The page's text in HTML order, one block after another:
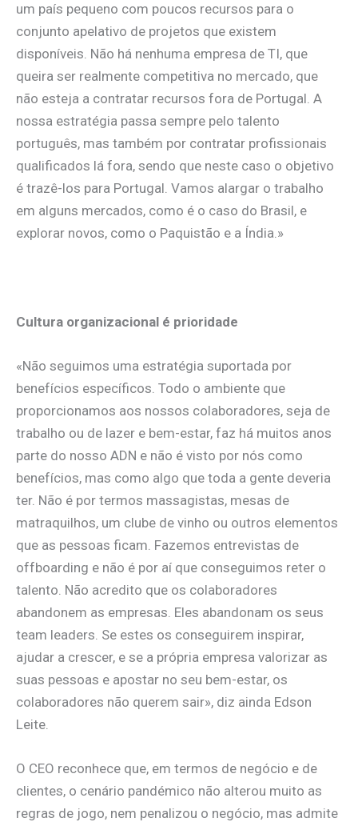
um país pequeno com poucos recursos para o
conjunto apelativo de projetos que existem
disponíveis. Não há nenhuma empresa de TI, que
queira ser realmente competitiva no mercado, que
não esteja a contratar recursos fora de Portugal. A
nossa estratégia passa sempre pelo talento
português, mas também por contratar profissionais
qualificados lá fora, sendo que neste caso o objetivo
é trazê-los para Portugal. Vamos alargar o trabalho
em alguns mercados, como é o caso do Brasil, e
explorar novos, como o Paquistão e a Índia.»
Cultura organizacional é prioridade
«Não seguimos uma estratégia suportada por
benefícios específicos. Todo o ambiente que
proporcionamos aos nossos colaboradores, seja de
trabalho ou de lazer e bem-estar, faz há muitos anos
parte do nosso ADN e não é visto por nós como
benefícios, mas como algo que toda a gente deveria
ter. Não é por termos massagistas, mesas de
matraquilhos, um clube de vinho ou outros elementos
que as pessoas ficam. Fazemos entrevistas de
offboarding e não é por aí que conseguimos reter o
talento. Não acredito que os colaboradores
abandonem as empresas. Eles abandonam os seus
team leaders. Se estes os conseguirem inspirar,
ajudar a crescer, e se a própria empresa valorizar as
suas pessoas e apostar no seu bem-estar, os
colaboradores não querem sair», diz ainda Edson
Leite.
O CEO reconhece que, em termos de negócio e de
clientes, o cenário pandémico não alterou muito as
regras de jogo, nem penalizou o negócio, mas admite